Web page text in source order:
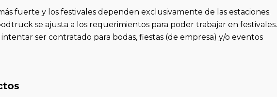
fuerte y los festivales dependen exclusivamente de las estaciones.
se ajusta a los requerimientos para poder trabajar en festivales.
ser contratado para bodas, fiestas (de empresa) y/o eventos